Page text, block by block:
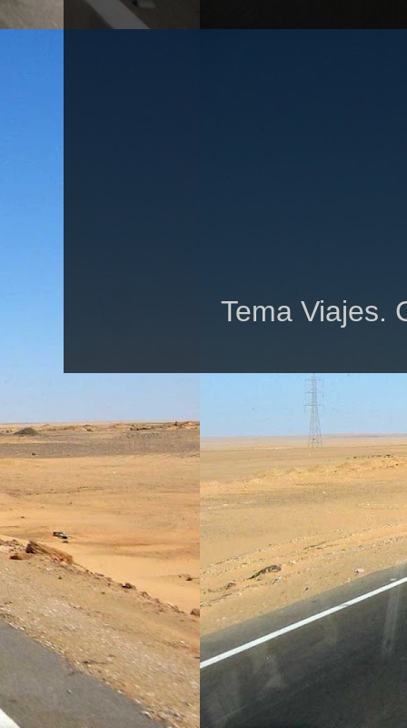
Tema Viajes.